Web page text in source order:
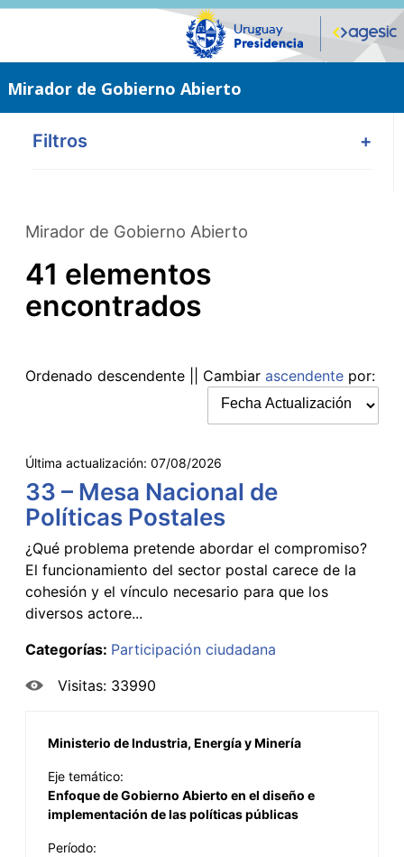
Saltar
Mirador de Gobierno Abierto
Filtros +
Mirador de Gobierno Abierto
41 elementos
encontrados
Ordenado descendente || Cambiar ascendente por:
Última actualización: 07/08/2026
33 – Mesa Nacional de
Políticas Postales
¿Qué problema pretende abordar el compromiso?
El funcionamiento del sector postal carece de la
cohesión y el vínculo necesario para que los
diversos actore...
Categorías: Participación ciudadana
Visitas: 33990
Ministerio de Industria, Energía y Minería
Eje temático:
Enfoque de Gobierno Abierto en el diseño e
implementación de las políticas públicas
Período: